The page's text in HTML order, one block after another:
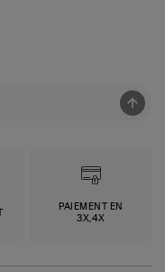
PAIEMENT EN
3X,4X